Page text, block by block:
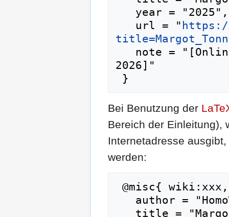
   url = "
https://
2026]"
Bei Benutzung der
Bereich der Einleitung),
Internetadresse
werden: